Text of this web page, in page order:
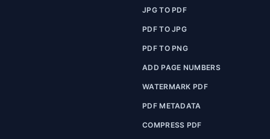
JPG TO PDF
PDF TO JPG
PDF TO PNG
ADD PAGE NUMBERS
WATERMARK PDF
PDF METADATA
COMPRESS PDF